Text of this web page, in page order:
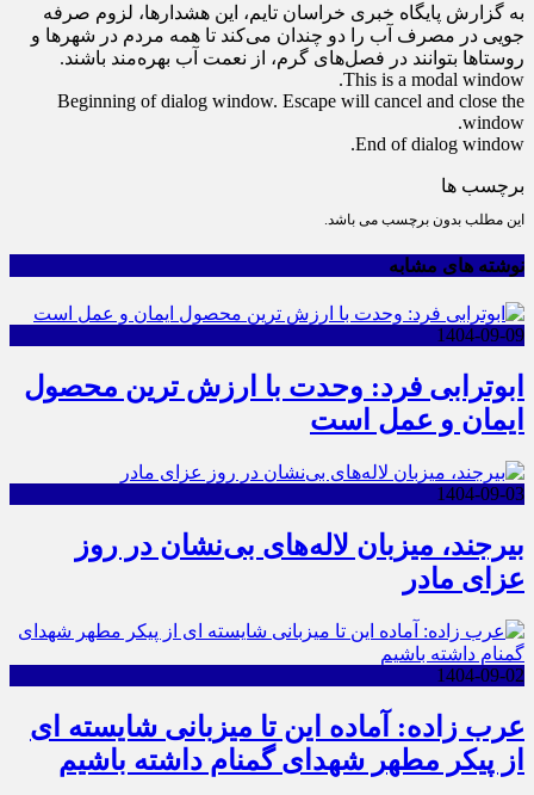
به گزارش پایگاه خبری خراسان تایم، این هشدارها، لزوم صرفه
جویی در مصرف آب را دو چندان می‌کند تا همه مردم در شهر‌ها و
روستا‌ها بتوانند در فصل‌های گرم، از نعمت آب بهره‌مند باشند.
This is a modal window.
Beginning of dialog window. Escape will cancel and close the
window.
End of dialog window.
برچسب ها
این مطلب بدون برچسب می باشد.
نوشته های مشابه
1404-09-09
ابوترابی فرد: وحدت با ارزش ترین محصول
ایمان و عمل است
1404-09-03
بیرجند، میزبان لاله‌های بی‌نشان در روز
عزای مادر
1404-09-02
عرب زاده: آماده این تا میزبانی شایسته ای
از پیکر مطهر شهدای گمنام داشته باشیم